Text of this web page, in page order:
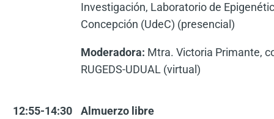
Investigación, Laboratorio de
Concepción (UdeC) (presencial)
Moderadora: Mtra. Victoria Primante,
RUGEDS-UDUAL (virtual)
12:55-14:30 Almuerzo libre